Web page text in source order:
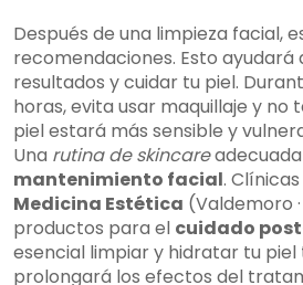
Después de una limpieza facial,
recomendaciones. Esto
resultados y cuidar tu piel.
horas, evita usar maquillaje y no
piel estará más sensible y
Una rutina de skincare
mantenimiento facial.
Medicina Estética (Valdemoro
productos para el cuidado
esencial limpiar y hidratar tu piel
prolongará los efectos del